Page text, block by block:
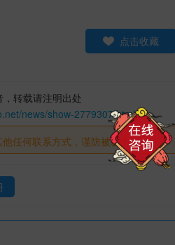
点击收藏
转载请注明出处
news/show-2779307.html
任何联系方式，谨防被骗！